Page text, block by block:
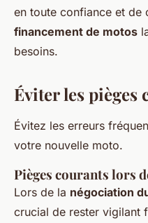
en toute confiance et de
financement de motos
besoins.
Éviter les pièges
Évitez les erreurs
votre nouvelle moto.
Pièges courants lors
Lors de la négociation
crucial de rester vigilant